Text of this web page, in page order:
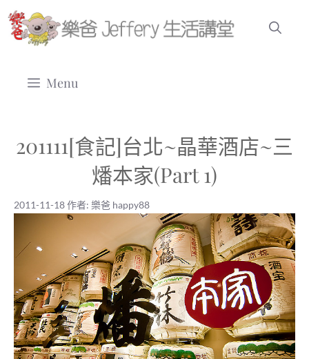
跳
至
Menu
201111[食記]台北~晶華酒店~三
燔本家(Part 1)
2011-11-18 | 樂爸 happy88
2011-11-18作者: 樂爸 happy88